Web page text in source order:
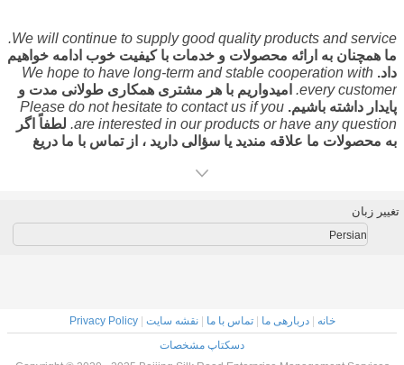
our customers in case they have any question or problem.
همچنین ما برای ارائه رضایت مشتریان در صورت بروز هرگونه
سوال یا مشکلی ، خدمات عالی پس از فروش ارائه می دهیم.
We will continue to supply good quality products and service.
ما همچنان به ارائه محصولات و خدمات با کیفیت خوب ادامه خواهیم
داد. We hope to have long-term and stable cooperation with
every customer.
امیدواریم با هر مشتری همکاری طولانی مدت و
پایدار داشته باشیم. Please do not hesitate to contact us if you
are interested in our products or have any question. لطفاً اگر
به محصولات ما علاقه مندید یا سؤالی دارید ، از تماس با ما دریغ
تغییر زبان
Persian
خانه |دربارهی ما |تماس با ما |نقشه سایت |
Privacy Policy
دسکتاپ مشخصات